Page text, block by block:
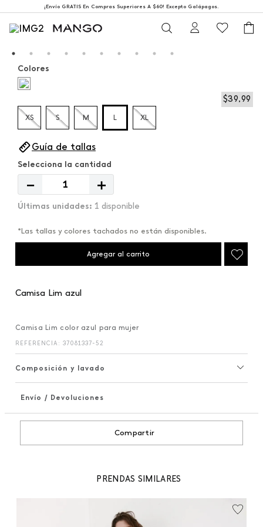
¡Envío GRATIS En Compras Superiores A $60! Excepto Galápagos.
$39,99
Colores
XS S M L XL
Guía de tallas
＋
－
1 disponible
*Las tallas y colores tachados no están disponibles.
Agregar al carrito
Camisa Lim azul
Camisa Lim color azul para mujer
REFERENCIA : 37081337-52
Composición y lavado
Envío / Devoluciones
Compartir
PRENDAS SIMILARES